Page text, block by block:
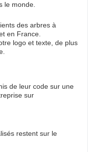
le monde.
des arbres à
en France.
logo et texte, de plus
de leur code sur une
sur
restent sur le